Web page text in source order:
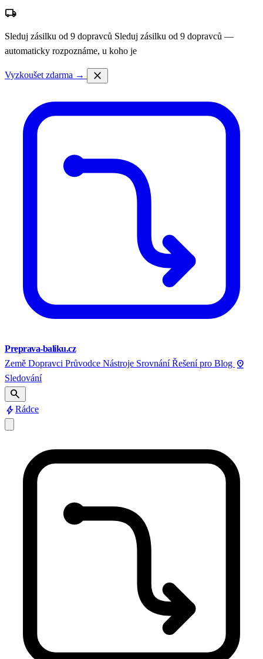
local_shipping
Sleduj zásilku od 9 dopravců Sleduj zásilku od 9 dopravců —
automaticky rozpoznáme, u koho je
Vyzkoušet zdarma → close
Preprava-baliku.cz
Země Dopravci Průvodce Nástroje Srovnání Řešení pro Blog pin_drop
Sledování
search
boltRádce